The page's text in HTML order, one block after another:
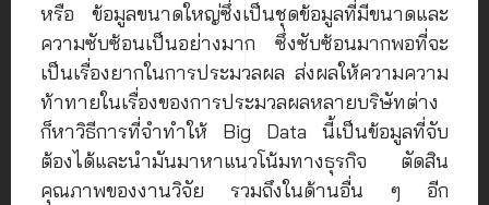
หรือ ข้อมูลขนาดใหญ่ซึ่งเป็นชุดข้อมูลที่มีขนาดและ
ความซับซ้อนเป็นอย่างมาก ซึ่งซับซ้อนมากพอที่จะ
เป็นเรื่องยากในการประมวลผล ส่งผลให้ความความ
ท้าทายในเรื่องของการประมวลผลหลายบริษัทต่าง
ก็หาวิธีการที่จำทำให้ Big Data นี้เป็นข้อมูลที่จับ
ต้องได้และนำมันมาหาแนวโน้มทางธุรกิจ ตัดสิน
คุณภาพของงานวิจัย รวมถึงในด้านอื่น ๆ อีก